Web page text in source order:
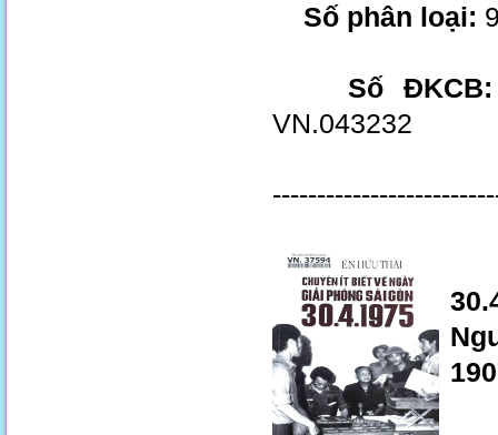
Số phân loại:
Số ĐKCB:
VN.043232